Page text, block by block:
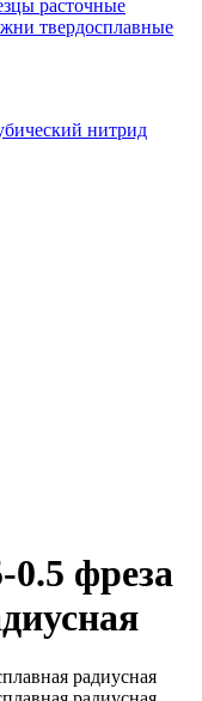
расточные
твердосплавные
нитрид
0.5 фреза